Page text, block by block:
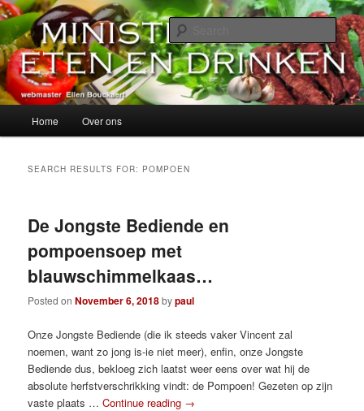
Skip
to
primary
content
Skip
to
secondary
contentMinisterie van Eten en Drinken
alles over eten, drinken en andere genoegens…
Home Over ons
SEARCH RESULTS FOR: POMPOEN
De Jongste Bediende en
pompoensoep met
blauwschimmelkaas…
Posted onNovember 6, 2018bypaul
Onze Jongste Bediende (die ik steeds vaker Vincent zal
noemen, want zo jong is-ie niet meer), enfin, onze Jongste
Bediende dus, bekloeg zich laatst weer eens over wat hij de
absolute herfstverschrikking vindt: de Pompoen! Gezeten op zijn
vaste plaats …Continue reading →